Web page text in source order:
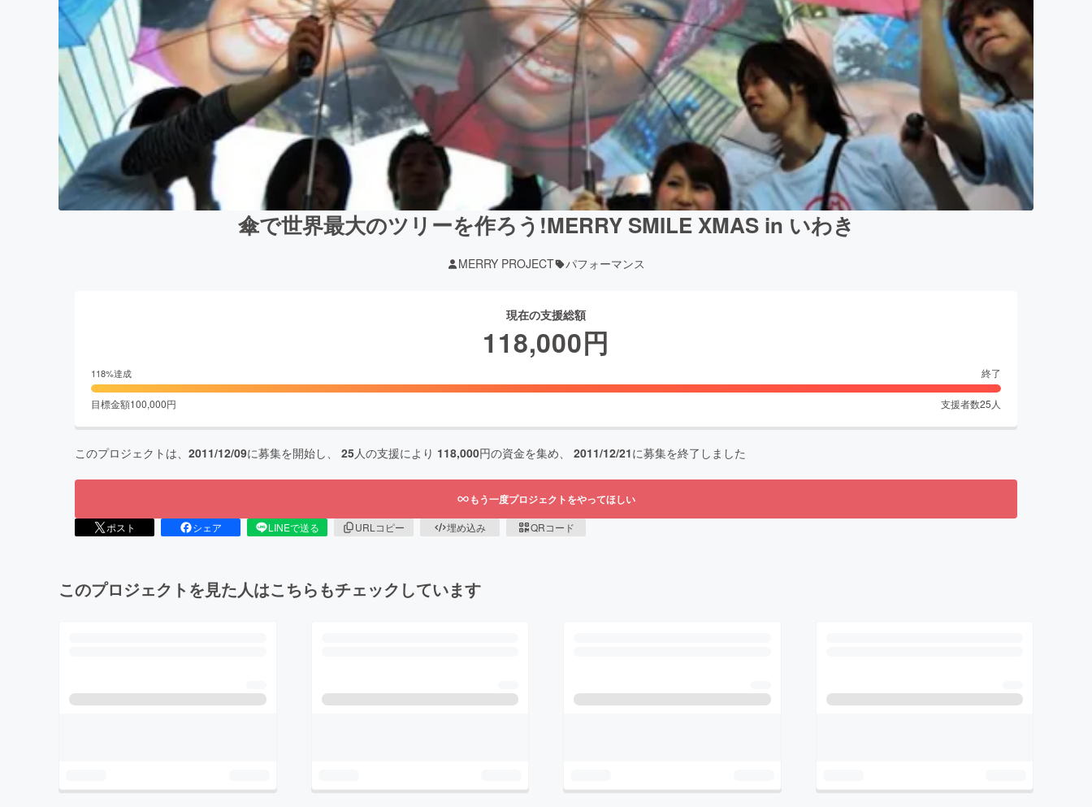
傘で世界最大のツリーを作ろう!MERRY SMILE XMAS in いわき
MERRY PROJECT パフォーマンス
現在の支援総額
118,000円
118%達成 終了
目標金額100,000円 支援者数25 人
このプロジェクトは、 2011/12/09に募集を開始し、 25人の支援により 118,000円の資金を集め、 2011/12/21に募集を終了しました
もう一度プロジェクトをやってほしい
ポスト シェア LINEで送る URLコピー 埋め込み QRコード
このプロジェクトを見た人はこちらもチェックしています